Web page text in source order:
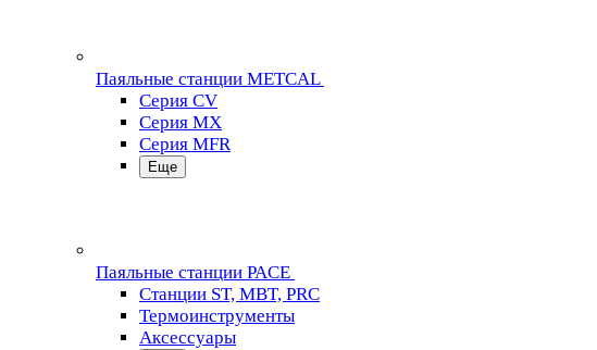
Паяльные станции METCAL
Серия CV
Серия MX
Серия MFR
Еще
Паяльные станции PACE
Станции ST, MBT, PRC
Термоинструменты
Аксессуары